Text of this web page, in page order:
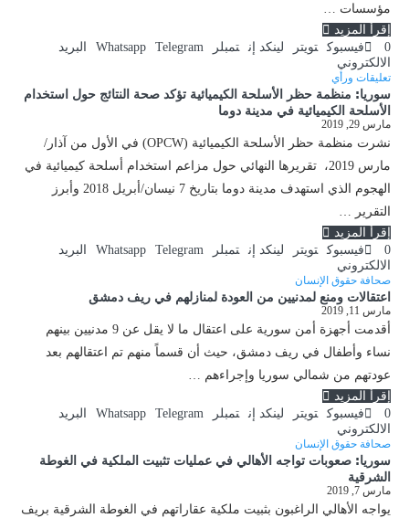
مؤسسات …
إقرأ المزيد
0
فيسبوك تويتر لينكد إن تمبلر Whatsapp Telegram
البريد
الالكتروني
تعليقات ورأي
سوريا: منظمة حظر الأسلحة الكيميائية تؤكد صحة النتائج حول استخدام
الأسلحة الكيميائية في مدينة دوما
مارس 29, 2019
نشرت منظمة حظر الأسلحة الكيميائية (OPCW) في الأول من آذار/
مارس 2019، تقريرها النهائي حول مزاعم استخدام أسلحة كيميائية في
الهجوم الذي استهدف مدينة دوما بتاريخ 7 نيسان/أبريل 2018 وأبرز
التقرير …
إقرأ المزيد
0
فيسبوك تويتر لينكد إن تمبلر Whatsapp Telegram
البريد
الالكتروني
صحافة حقوق الإنسان
اعتقالات ومنع لمدنيين من العودة لمنازلهم في ريف دمشق
مارس 11, 2019
أقدمت أجهزة أمن سورية على اعتقال ما لا يقل عن 9 مدنيين بينهم
نساء وأطفال في ريف دمشق، حيث أن قسماً منهم تم اعتقالهم بعد
عودتهم من شمالي سوريا وإجراءهم …
إقرأ المزيد
0
فيسبوك تويتر لينكد إن تمبلر Whatsapp Telegram
البريد
الالكتروني
صحافة حقوق الإنسان
سوريا: صعوبات تواجه الأهالي في عمليات تثبيت الملكية في الغوطة
الشرقية
مارس 7, 2019
يواجه الأهالي الراغبون بثبيت ملكية عقاراتهم في الغوطة الشرقية بريف